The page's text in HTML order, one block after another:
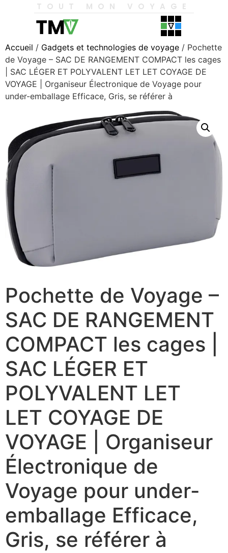
TOUT MON VOYAGE
Accueil / Gadgets et technologies de voyage / Pochette
de Voyage – SAC DE RANGEMENT COMPACT les cages
| SAC LÉGER ET POLYVALENT LET LET COYAGE DE
VOYAGE | Organiseur Électronique de Voyage pour
under-emballage Efficace, Gris, se référer à
Pochette de Voyage –
SAC DE RANGEMENT
COMPACT les cages |
SAC LÉGER ET
POLYVALENT LET
LET COYAGE DE
VOYAGE | Organiseur
Électronique de
Voyage pour under-
emballage Efficace,
Gris, se référer à